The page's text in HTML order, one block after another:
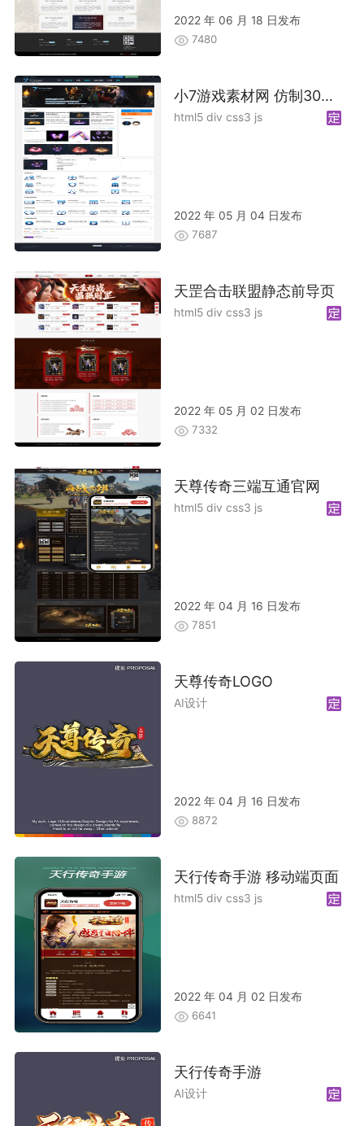
2022 年 06 月 18 日发布
7480
小7游戏素材网 仿制30GM 加优化
html5 div css3 js
2022 年 05 月 04 日发布
7687
天罡合击联盟静态前导页
html5 div css3 js
2022 年 05 月 02 日发布
7332
天尊传奇三端互通官网
html5 div css3 js
2022 年 04 月 16 日发布
7851
天尊传奇LOGO
AI设计
2022 年 04 月 16 日发布
8872
天行传奇手游 移动端页面
html5 div css3 js
2022 年 04 月 02 日发布
6641
天行传奇手游
AI设计